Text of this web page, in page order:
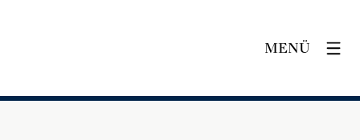
MENÜ